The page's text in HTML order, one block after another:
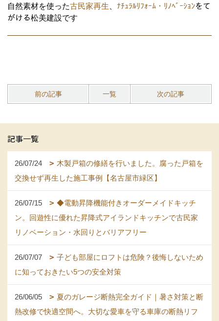
自然素材を使った古民家再生 ﾅﾁｭﾗﾙﾘﾌｫｰﾑ・ﾘﾉﾍﾞｰｼｮﾝをて
がける松美建設です
前の記事 一覧 次の記事
記事一覧
26/07/24
木製戸箱の修繕を行いました。腐った戸箱を
交換せず再生した施工事例【名古屋市緑区】
26/07/15
◆電動昇降機能付きオーダーメイドキッチ
ン。回遊性に優れた昇降式アイランドキッチンで古民家
リノベーション・水回りとバリアフリー
26/07/07
子ども部屋にロフトは危険？後悔しないため
に知っておきたい5つの安全対策
26/06/05
夏のガレージ断熱完全ガイド｜暑さ対策と断
熱改修で快適空間へ。大切な愛車を守る車庫の断熱リフ